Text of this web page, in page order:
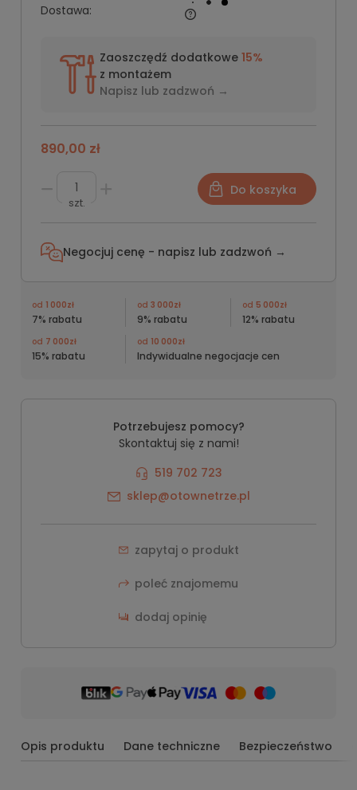
Dostawa:
Zaoszczędź dodatkowe 15%
z montażem
Napisz lub zadzwoń →
890,00 zł
szt.
Do koszyka
Negocjuj cenę - napisz lub zadzwoń →
od 1 000zł
7% rabatu
od 3 000zł
9% rabatu
od 5 000zł
12% rabatu
od 7 000zł
15% rabatu
od 10 000zł
Indywidualne negocjacje cen
Potrzebujesz pomocy?
Skontaktuj się z nami!
519 702 723
sklep@otownetrze.pl
zapytaj o produkt
poleć znajomemu
dodaj opinię
Opis produktu Dane techniczne Bezpieczeństwo